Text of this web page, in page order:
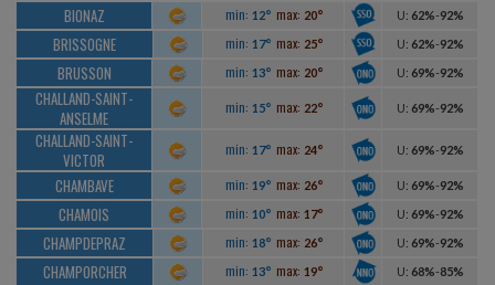
BIONAZ min: 12° max: 20° U: 62%-92%
BRISSOGNE min: 17° max: 25° U: 62%-92%
BRUSSON min: 13° max: 20° U: 69%-92%
CHALLAND-SAINT-
ANSELME
min: 15° max: 22° U: 69%-92%
CHALLAND-SAINT-
VICTOR
min: 17° max: 24° U: 69%-92%
CHAMBAVE min: 19° max: 26° U: 69%-92%
CHAMOIS min: 10° max: 17° U: 69%-92%
CHAMPDEPRAZ min: 18° max: 26° U: 69%-92%
CHAMPORCHER min: 13° max: 19° U: 68%-85%